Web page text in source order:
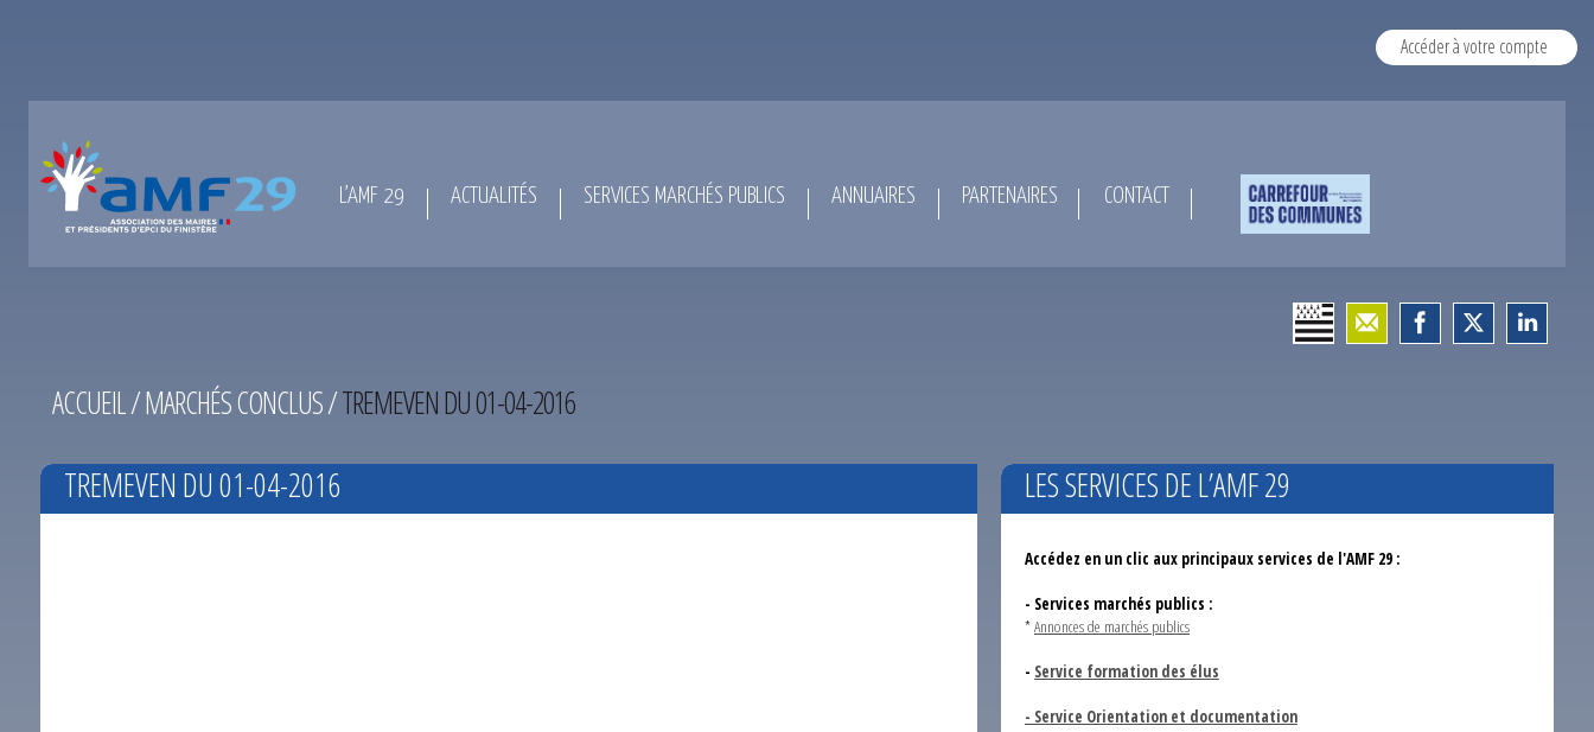
Accéder à votre compte
L’AMF 29 ACTUALITÉS SERVICES MARCHÉS PUBLICS ANNUAIRES PARTENAIRES CONTACT
ACCUEIL/MARCHÉS CONCLUS/TREMEVEN DU 01-04-2016
TREMEVEN DU 01-04-2016 LES SERVICES DE L’AMF 29
Accédez en un clic aux principaux services de l'AMF 29 :
- Services marchés publics :
*Annonces de marchés publics
- Service formation des élus
- Service Orientation et documentation